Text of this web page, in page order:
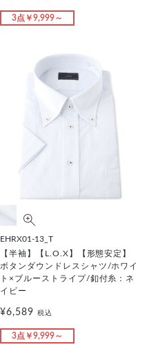
3点￥9,999～
EHRX01-13_T
【半袖】【L.O.X】【形態安定】
ボタンダウンドレスシャツ/ホワイ
ト×ブルーストライプ/釦付糸：ネ
イビー
¥6,589 税込
3点￥9,999～